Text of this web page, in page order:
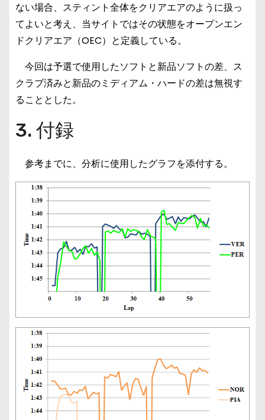
ない場合、スティント全体をクリアエアのように扱っ
てよいと考え、当サイトではその状態をオープンエン
ドクリアエア（OEC）と定義している。
今回は予選で使用したソフトと新品ソフトの差、ス
クラブ済みと新品のミディアム・ハードの差は無視す
ることとした。
3. 付録
参考までに、分析に使用したグラフを添付する。